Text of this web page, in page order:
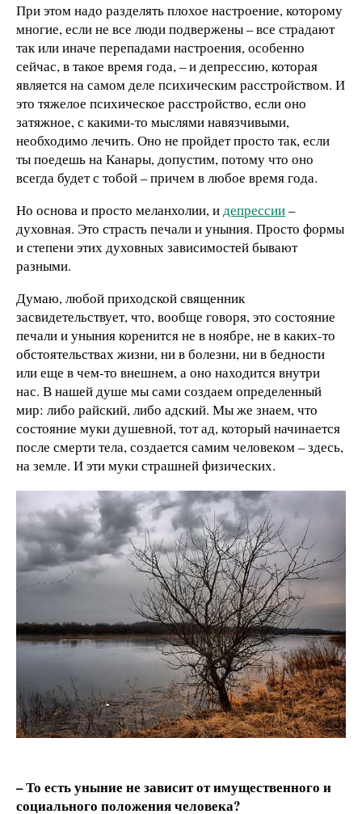
При этом надо разделять плохое настроение, которому
многие, если не все люди подвержены – все страдают
так или иначе перепадами настроения, особенно
сейчас, в такое время года, – и депрессию, которая
является на самом деле психическим расстройством. И
это тяжелое психическое расстройство, если оно
затяжное, с какими-то мыслями навязчивыми,
необходимо лечить. Оно не пройдет просто так, если
ты поедешь на Канары, допустим, потому что оно
всегда будет с тобой – причем в любое время года.
Но основа и просто меланхолии, идепрессии–
духовная. Это страсть печали и уныния. Просто формы
и степени этих духовных зависимостей бывают
разными.
Думаю, любой приходской священник
засвидетельствует, что, вообще говоря, это состояние
печали и уныния коренится не в ноябре, не в каких-то
обстоятельствах жизни, ни в болезни, ни в бедности
или еще в чем-то внешнем, а оно находится внутри
нас. В нашей душе мы сами создаем определенный
мир: либо райский, либо адский. Мы же знаем, что
состояние муки душевной, тот ад, который начинается
после смерти тела, создается самим человеком – здесь,
на земле. И эти муки страшней физических.
– То есть уныние не зависит от имущественного и
социального положения человека?